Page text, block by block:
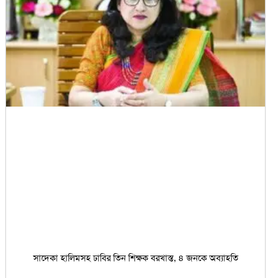
সাদেকা হালিমসহ ঢাবির তিন শিক্ষক বরখাস্ত, ৪ জনকে অব্যাহতি